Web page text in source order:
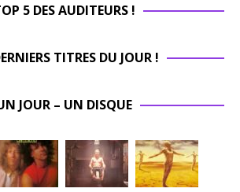
5 DES AUDITEURS !
TITRES DU JOUR !
JOUR – UN DISQUE